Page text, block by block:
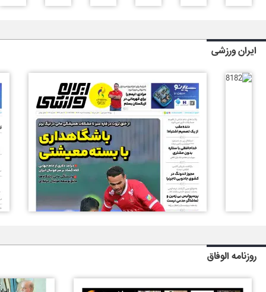
ایران ورزشی
روزنامه الوفاق